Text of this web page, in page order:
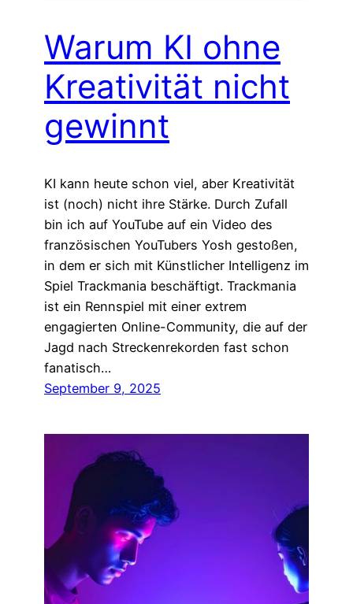
Warum KI ohne
Kreativität nicht
gewinnt
KI kann heute schon viel, aber Kreativität
ist (noch) nicht ihre Stärke. Durch Zufall
bin ich auf YouTube auf ein Video des
französischen YouTubers Yosh gestoßen,
in dem er sich mit Künstlicher Intelligenz im
Spiel Trackmania beschäftigt. Trackmania
ist ein Rennspiel mit einer extrem
engagierten Online-Community, die auf der
Jagd nach Streckenrekorden fast schon
fanatisch…
September 9, 2025